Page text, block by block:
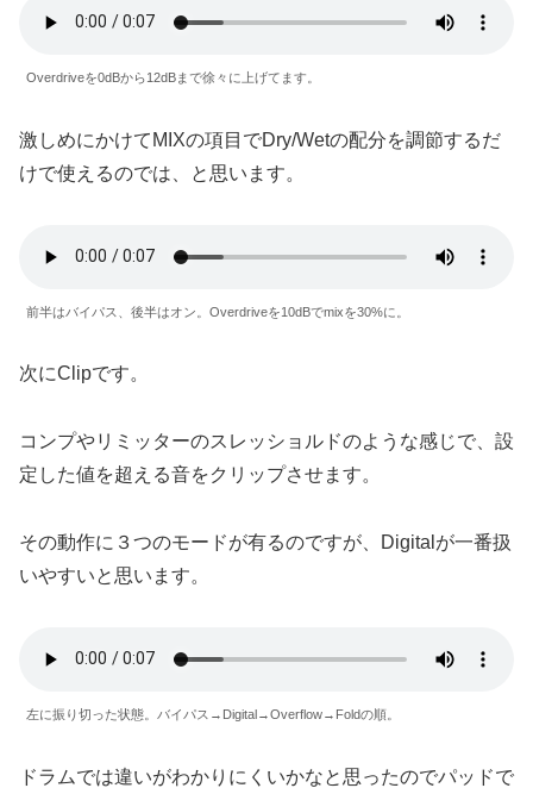
Overdriveを0dBから12dBまで徐々に上げてます。
激しめにかけてMIXの項目でDry/Wetの配分を調節するだ
けで使えるのでは、と思います。
前半はバイパス、後半はオン。Overdriveを10dBでmixを30%に。
次にClipです。
コンプやリミッターのスレッショルドのような感じで、設
定した値を超える音をクリップさせます。
その動作に３つのモードが有るのですが、Digitalが一番扱
いやすいと思います。
左に振り切った状態。バイパス→Digital→Overflow→Foldの順。
ドラムでは違いがわかりにくいかなと思ったのでパッドで